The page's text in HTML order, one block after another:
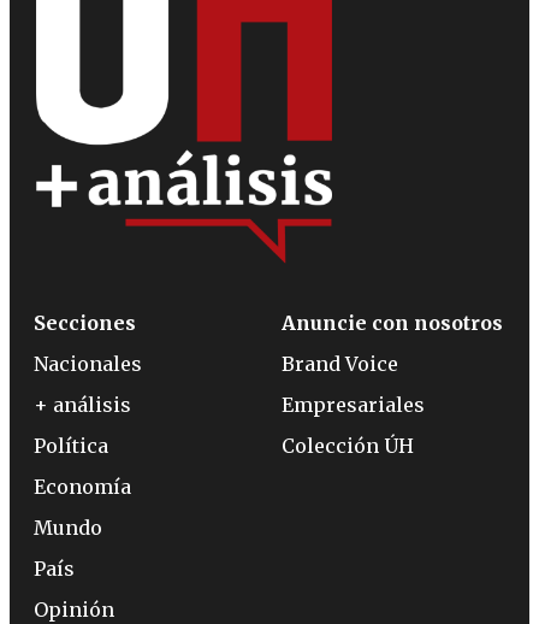
Secciones
Nacionales
+ análisis
Política
Economía
Mundo
País
Opinión
Anuncie con nosotros
Brand Voice
Empresariales
Colección ÚH